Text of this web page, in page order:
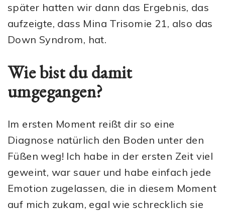
später hatten wir dann das Ergebnis, das
aufzeigte, dass Mina Trisomie 21, also das
Down Syndrom, hat.
Wie bist du damit
umgegangen?
Im ersten Moment reißt dir so eine
Diagnose natürlich den Boden unter den
Füßen weg! Ich habe in der ersten Zeit viel
geweint, war sauer und habe einfach jede
Emotion zugelassen, die in diesem Moment
auf mich zukam, egal wie schrecklich sie